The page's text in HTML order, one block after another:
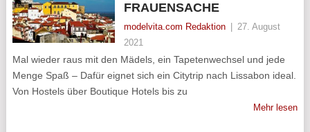
FRAUENSACHE
modelvita.com Redaktion
27. August
2021
Mal wieder raus mit den Mädels, ein Tapetenwechsel und jede
Menge Spaß – Dafür eignet sich ein Citytrip nach Lissabon ideal.
Von Hostels über Boutique Hotels bis zu
Mehr lesen